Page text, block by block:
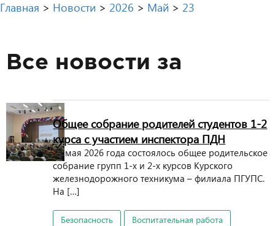
Главная > Новости > 2026 > Май > 23
Все новости за
Общее собрание родителей студентов 1-2
курса с участием инспектора ПДН
23 мая 2026 года состоялось общее родительское
собрание групп 1-х и 2-х курсов Курского
железнодорожного техникума – филиала ПГУПС.
На […]
Безопасность
Воспитательная работа